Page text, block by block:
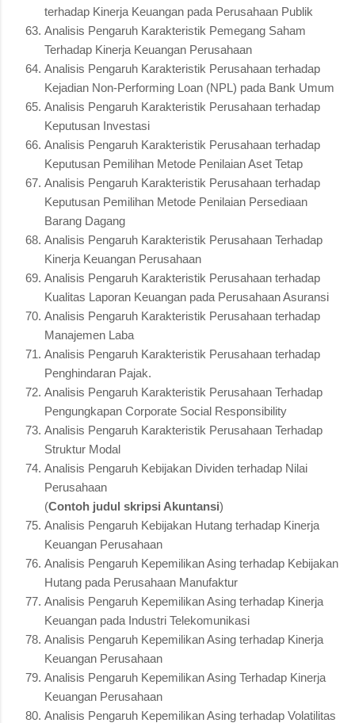
terhadap Kinerja Keuangan pada Perusahaan Publik
Analisis Pengaruh Karakteristik Pemegang Saham
Terhadap Kinerja Keuangan Perusahaan
Analisis Pengaruh Karakteristik Perusahaan terhadap
Kejadian Non-Performing Loan (NPL) pada Bank Umum
Analisis Pengaruh Karakteristik Perusahaan terhadap
Keputusan Investasi
Analisis Pengaruh Karakteristik Perusahaan terhadap
Keputusan Pemilihan Metode Penilaian Aset Tetap
Analisis Pengaruh Karakteristik Perusahaan terhadap
Keputusan Pemilihan Metode Penilaian Persediaan
Barang Dagang
Analisis Pengaruh Karakteristik Perusahaan Terhadap
Kinerja Keuangan Perusahaan
Analisis Pengaruh Karakteristik Perusahaan terhadap
Kualitas Laporan Keuangan pada Perusahaan Asuransi
Analisis Pengaruh Karakteristik Perusahaan terhadap
Manajemen Laba
Analisis Pengaruh Karakteristik Perusahaan terhadap
Penghindaran Pajak.
Analisis Pengaruh Karakteristik Perusahaan Terhadap
Pengungkapan Corporate Social Responsibility
Analisis Pengaruh Karakteristik Perusahaan Terhadap
Struktur Modal
Analisis Pengaruh Kebijakan Dividen terhadap Nilai
Perusahaan
(Contoh judul skripsi Akuntansi)
Analisis Pengaruh Kebijakan Hutang terhadap Kinerja
Keuangan Perusahaan
Analisis Pengaruh Kepemilikan Asing terhadap Kebijakan
Hutang pada Perusahaan Manufaktur
Analisis Pengaruh Kepemilikan Asing terhadap Kinerja
Keuangan pada Industri Telekomunikasi
Analisis Pengaruh Kepemilikan Asing terhadap Kinerja
Keuangan Perusahaan
Analisis Pengaruh Kepemilikan Asing Terhadap Kinerja
Keuangan Perusahaan
Analisis Pengaruh Kepemilikan Asing terhadap Volatilitas